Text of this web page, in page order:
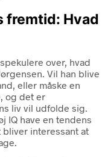
fremtid: Hvad
over, hvad
Vil han blive
eller måske en
og det er
liv vil udfolde sig.
IQ have en tendens
interessant at